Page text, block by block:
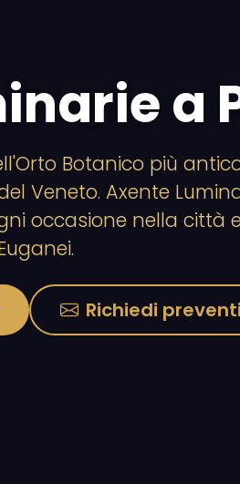
a
Botanico più
Veneto. Axente
occasione nella città
Richiedi